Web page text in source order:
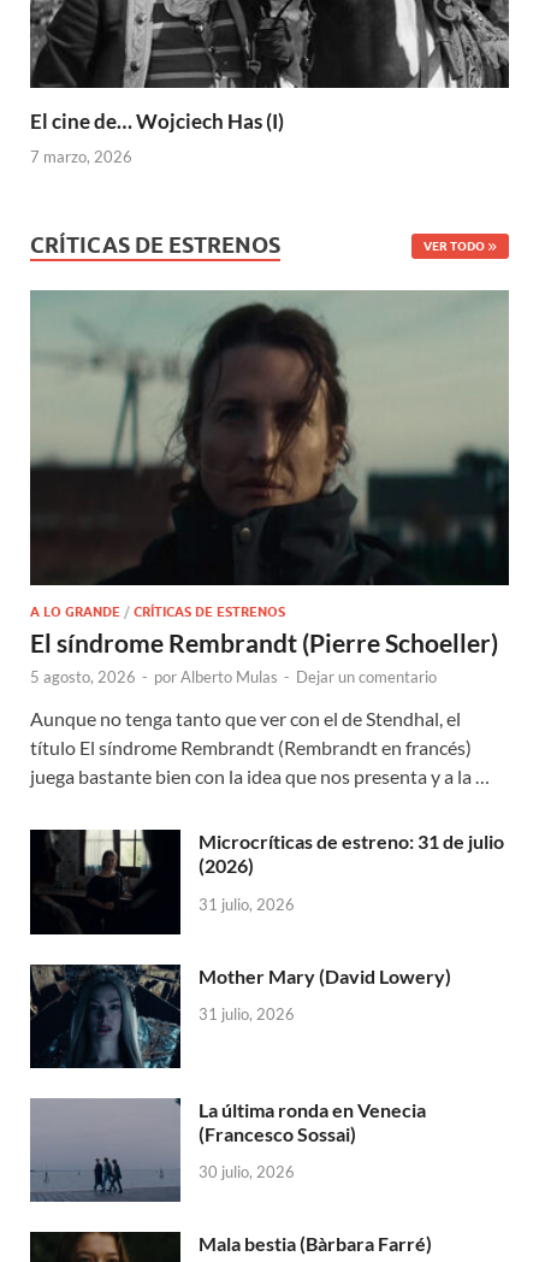
El cine de… Wojciech Has (I)
7 marzo, 2026
CRÍTICAS DE ESTRENOS VER TODO
A LO GRANDE / CRÍTICAS DE ESTRENOS
El síndrome Rembrandt (Pierre Schoeller)
5 agosto, 2026 - porAlberto Mulas - Dejar un comentario
Aunque no tenga tanto que ver con el de Stendhal, el
título El síndrome Rembrandt (Rembrandt en francés)
juega bastante bien con la idea que nos presenta y a la …
Microcríticas de estreno: 31 de julio
(2026)
31 julio, 2026
Mother Mary (David Lowery)
31 julio, 2026
La última ronda en Venecia
(Francesco Sossai)
30 julio, 2026
Mala bestia (Bàrbara Farré)